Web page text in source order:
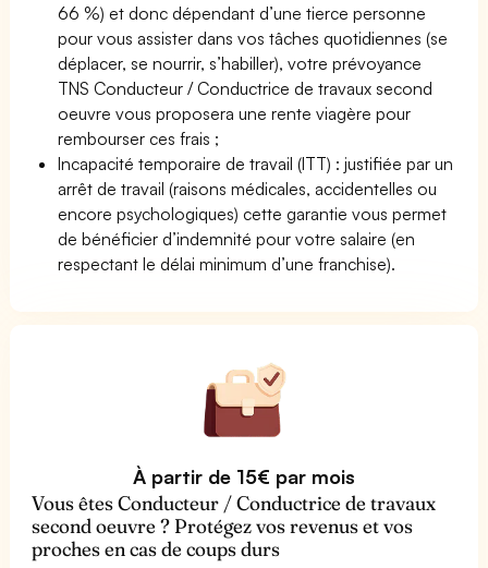
66 %) et donc dépendant d’une tierce personne
pour vous assister dans vos tâches quotidiennes (se
déplacer, se nourrir, s’habiller), votre prévoyance
TNS Conducteur / Conductrice de travaux second
oeuvre vous proposera une rente viagère pour
rembourser ces frais ;
Incapacité temporaire de travail (ITT) : justifiée par un
arrêt de travail (raisons médicales, accidentelles ou
encore psychologiques) cette garantie vous permet
de bénéficier d’indemnité pour votre salaire (en
respectant le délai minimum d’une franchise).
À partir de 15€ par mois
Vous êtes Conducteur / Conductrice de travaux
second oeuvre ? Protégez vos revenus et vos
proches en cas de coups durs